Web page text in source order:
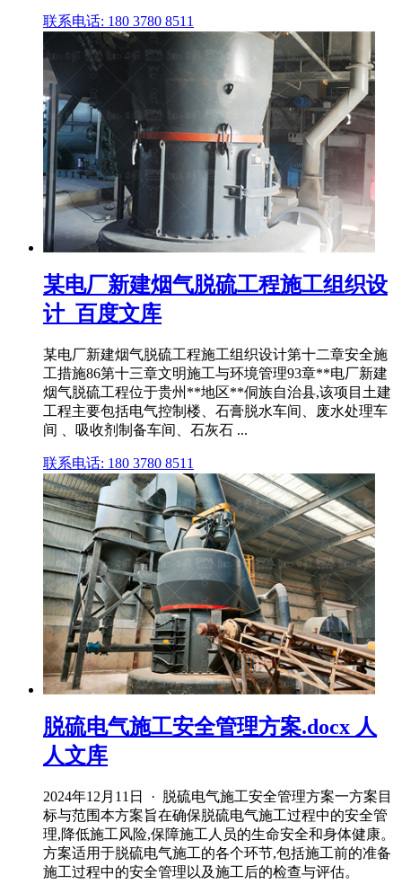
联系电话: 180 3780 8511
某电厂新建烟气脱硫工程施工组织设
计_百度文库
某电厂新建烟气脱硫工程施工组织设计第十二章安全施
工措施86第十三章文明施工与环境管理93章**电厂新建
烟气脱硫工程位于贵州**地区**侗族自治县,该项目土建
工程主要包括电气控制楼、石膏脱水车间、废水处理车
间 、吸收剂制备车间、石灰石 ...
联系电话: 180 3780 8511
脱硫电气施工安全管理方案.docx 人
人文库
2024年12月11日 · 脱硫电气施工安全管理方案一方案目
标与范围本方案旨在确保脱硫电气施工过程中的安全管
理,降低施工风险,保障施工人员的生命安全和身体健康。
方案适用于脱硫电气施工的各个环节,包括施工前的准备
施工过程中的安全管理以及施工后的检查与评估。